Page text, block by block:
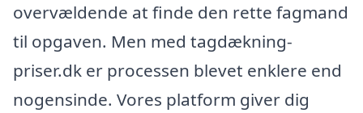
overvældende at finde den rette fagmand
til opgaven. Men med tagdækning-
priser.dk er processen blevet enklere end
nogensinde. Vores platform giver dig